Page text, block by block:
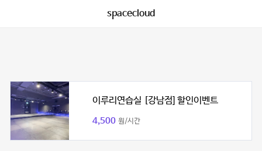
spacecloud
이루리연습실 [강남점] 할인이벤트
4,500 원/시간